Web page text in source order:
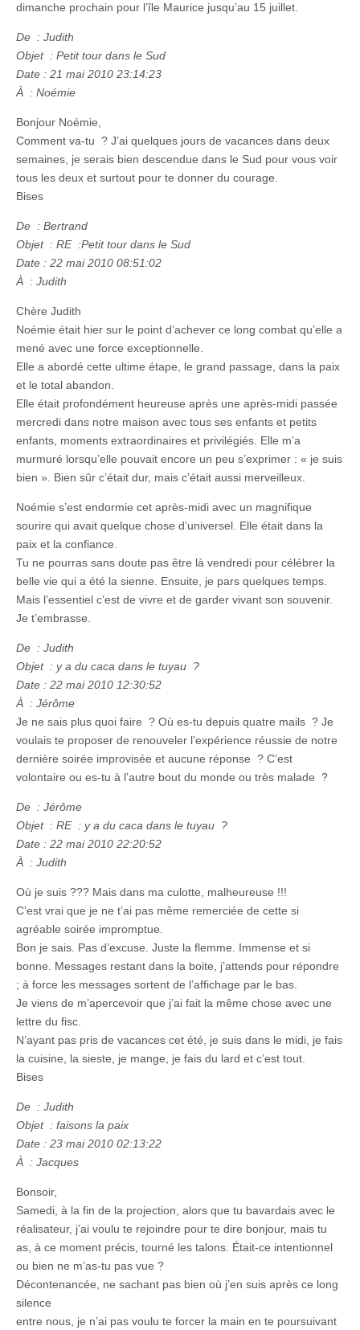
dimanche prochain pour l’île Maurice jusqu’au 15 juillet.
De : Judith
Objet : Petit tour dans le Sud
Date : 21 mai 2010 23:14:23
À : Noémie
Bonjour Noémie,
Comment va-tu ? J’ai quelques jours de vacances dans deux
semaines, je serais bien descendue dans le Sud pour vous voir
tous les deux et surtout pour te donner du courage.
Bises
De : Bertrand
Objet : RE :Petit tour dans le Sud
Date : 22 mai 2010 08:51:02
À : Judith
Chère Judith
Noémie était hier sur le point d’achever ce long combat qu’elle a
mené avec une force exceptionnelle.
Elle a abordé cette ultime étape, le grand passage, dans la paix
et le total abandon.
Elle était profondément heureuse après une après-midi passée
mercredi dans notre maison avec tous ses enfants et petits
enfants, moments extraordinaires et privilégiés. Elle m’a
murmuré lorsqu’elle pouvait encore un peu s’exprimer : « je suis
bien ». Bien sûr c’était dur, mais c’était aussi merveilleux.
Noémie s’est endormie cet après-midi avec un magnifique
sourire qui avait quelque chose d’universel. Elle était dans la
paix et la confiance.
Tu ne pourras sans doute pas être là vendredi pour célébrer la
belle vie qui a été la sienne. Ensuite, je pars quelques temps.
Mais l’essentiel c’est de vivre et de garder vivant son souvenir.
Je t’embrasse.
De : Judith
Objet : y a du caca dans le tuyau ?
Date : 22 mai 2010 12:30:52
À : Jérôme
Je ne sais plus quoi faire ? Où es-tu depuis quatre mails ? Je
voulais te proposer de renouveler l’expérience réussie de notre
dernière soirée improvisée et aucune réponse ? C’est
volontaire ou es-tu à l’autre bout du monde ou très malade ?
De : Jérôme
Objet : RE : y a du caca dans le tuyau ?
Date : 22 mai 2010 22:20:52
À : Judith
Où je suis ??? Mais dans ma culotte, malheureuse !!!
C’est vrai que je ne t’ai pas même remerciée de cette si
agréable soirée impromptue.
Bon je sais. Pas d’excuse. Juste la flemme. Immense et si
bonne. Messages restant dans la boite, j’attends pour répondre
; à force les messages sortent de l’affichage par le bas.
Je viens de m’apercevoir que j’ai fait la même chose avec une
lettre du fisc.
N’ayant pas pris de vacances cet été, je suis dans le midi, je fais
la cuisine, la sieste, je mange, je fais du lard et c’est tout.
Bises
De : Judith
Objet : faisons la paix
Date : 23 mai 2010 02:13:22
À : Jacques
Bonsoir,
Samedi, à la fin de la projection, alors que tu bavardais avec le
réalisateur, j’ai voulu te rejoindre pour te dire bonjour, mais tu
as, à ce moment précis, tourné les talons. Était-ce intentionnel
ou bien ne m’as-tu pas vue ?
Décontenancée, ne sachant pas bien où j’en suis après ce long
silence
entre nous, je n’ai pas voulu te forcer la main en te poursuivant